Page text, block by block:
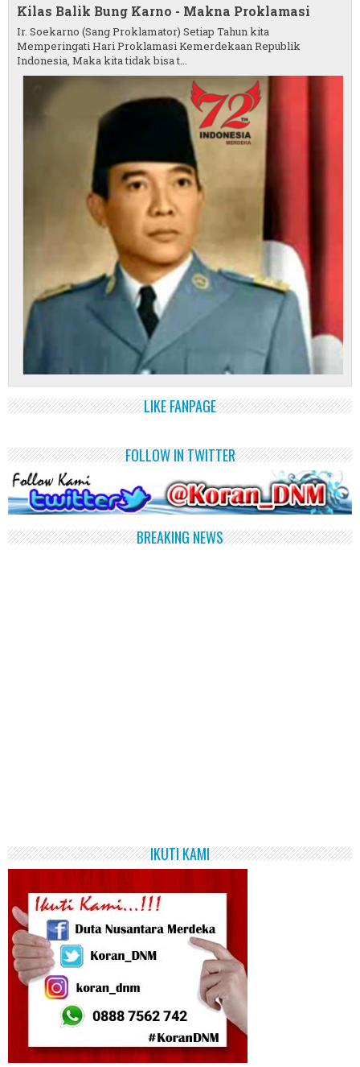
Kilas Balik Bung Karno - Makna Proklamasi
Ir. Soekarno (Sang Proklamator) Setiap Tahun kita
Memperingati Hari Proklamasi Kemerdekaan Republik
Indonesia, Maka kita tidak bisa t...
LIKE FANPAGE
FOLLOW IN TWITTER
BREAKING NEWS
IKUTI KAMI